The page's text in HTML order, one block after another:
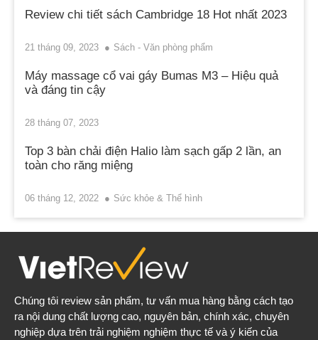
Review chi tiết sách Cambridge 18 Hot nhất 2023
21 tháng 09, 2023 Sách - Văn phòng phẩm
Máy massage cổ vai gáy Bumas M3 – Hiệu quả
và đáng tin cậy
28 tháng 07, 2023
Top 3 bàn chải điện Halio làm sạch gấp 2 lần, an
toàn cho răng miệng
06 tháng 12, 2022 Sức khỏe & Thể hình
Chúng tôi review sản phẩm, tư vấn mua hàng bằng cách tạo
ra nội dung chất lượng cao, nguyên bản, chính xác, chuyên
nghiệp dựa trên trải nghiệm nghiệm thực tế và ý kiến của